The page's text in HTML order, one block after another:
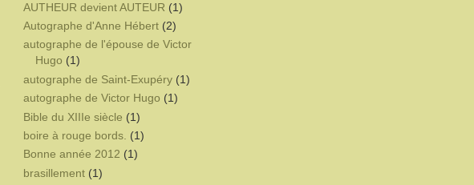
AUTHEUR devient AUTEUR (1)
Autographe d'Anne Hébert (2)
autographe de l'épouse de Victor
Hugo (1)
autographe de Saint-Exupéry (1)
autographe de Victor Hugo (1)
Bible du XIIIe siècle (1)
boire à rouge bords. (1)
Bonne année 2012 (1)
brasillement (1)